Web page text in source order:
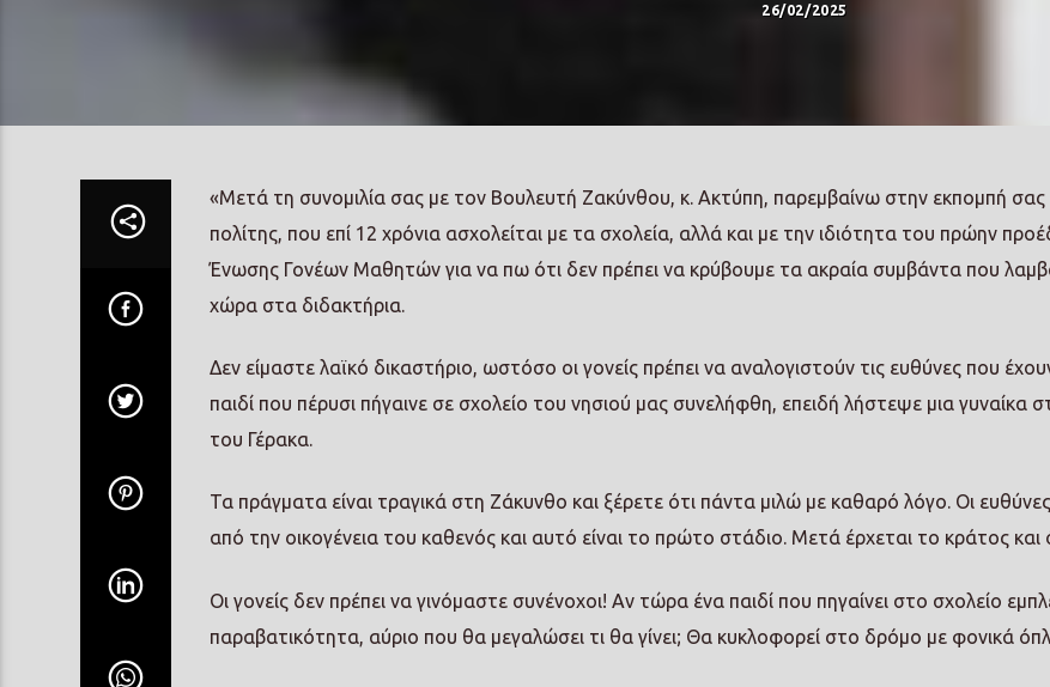
26/02/2025
«Μετά τη συνομιλία σας με τον Βουλευτή Ζακύνθου, κ. Ακτύπη, παρεμβαίνω στην εκπομπή
πολίτης, που επί 12 χρόνια ασχολείται με τα σχολεία, αλλά και με την ιδιότητα του πρώην
Ένωσης Γονέων Μαθητών για να πω ότι δεν πρέπει να κρύβουμε τα ακραία συμβάντα που
χώρα στα διδακτήρια.
Δεν είμαστε λαϊκό δικαστήριο, ωστόσο οι γονείς πρέπει να αναλογιστούν τις ευθύνες που
παιδί που πέρυσι πήγαινε σε σχολείο του νησιού μας συνελήφθη, επειδή λήστεψε μια γυναίκα
του Γέρακα.
Τα πράγματα είναι τραγικά στη Ζάκυνθο και ξέρετε ότι πάντα μιλώ με καθαρό λόγο. Οι
από την οικογένεια του καθενός και αυτό είναι το πρώτο στάδιο. Μετά έρχεται το κράτος και
Οι γονείς δεν πρέπει να γινόμαστε συνένοχοι! Αν τώρα ένα παιδί που πηγαίνει στο σχολείο
παραβατικότητα, αύριο που θα μεγαλώσει τι θα γίνει; Θα κυκλοφορεί στο δρόμο με φονικά